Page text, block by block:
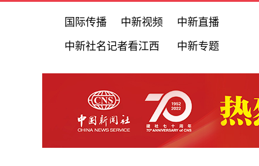
国际传播 中新视频 中新直播
中新社名记者看江西 中新专题